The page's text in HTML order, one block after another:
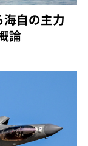
海自の主力
論